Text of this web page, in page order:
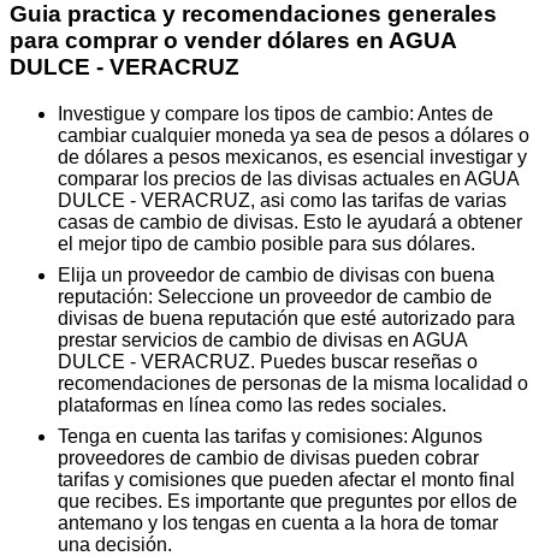
Guia practica y recomendaciones generales
para comprar o vender dólares en AGUA
DULCE - VERACRUZ
Investigue y compare los tipos de cambio: Antes de
cambiar cualquier moneda ya sea de pesos a dólares o
de dólares a pesos mexicanos, es esencial investigar y
comparar los precios de las divisas actuales en AGUA
DULCE - VERACRUZ, asi como las tarifas de varias
casas de cambio de divisas. Esto le ayudará a obtener
el mejor tipo de cambio posible para sus dólares.
Elija un proveedor de cambio de divisas con buena
reputación: Seleccione un proveedor de cambio de
divisas de buena reputación que esté autorizado para
prestar servicios de cambio de divisas en AGUA
DULCE - VERACRUZ. Puedes buscar reseñas o
recomendaciones de personas de la misma localidad o
plataformas en línea como las redes sociales.
Tenga en cuenta las tarifas y comisiones: Algunos
proveedores de cambio de divisas pueden cobrar
tarifas y comisiones que pueden afectar el monto final
que recibes. Es importante que preguntes por ellos de
antemano y los tengas en cuenta a la hora de tomar
una decisión.